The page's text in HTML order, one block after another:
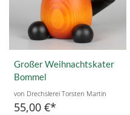
Großer Weihnachtskater
Bommel
von Drechslerei Torsten Martin
55,00 €